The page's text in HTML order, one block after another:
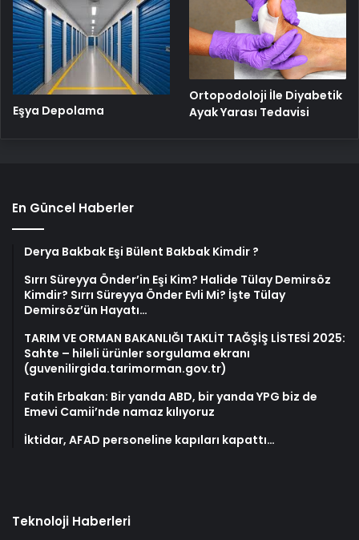
Eşya Depolama
Ortopodoloji İle Diyabetik
Ayak Yarası Tedavisi
En Güncel Haberler
Derya Bakbak Eşi Bülent Bakbak Kimdir ?
Sırrı Süreyya Önder’in Eşi Kim? Halide Tülay Demirsöz
Kimdir? Sırrı Süreyya Önder Evli Mi? İşte Tülay
Demirsöz’ün Hayatı…
TARIM VE ORMAN BAKANLIĞI TAKLİT TAĞŞİŞ LİSTESİ 2025:
Sahte – hileli ürünler sorgulama ekranı
(guvenilirgida.tarimorman.gov.tr)
Fatih Erbakan: Bir yanda ABD, bir yanda YPG biz de
Emevi Camii’nde namaz kılıyoruz
İktidar, AFAD personeline kapıları kapattı…
Teknoloji Haberleri